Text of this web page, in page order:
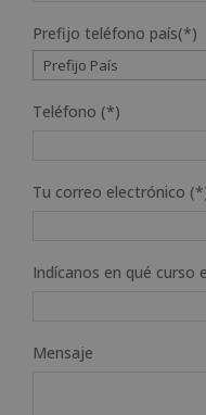
Prefijo teléfono país(*)
Teléfono (*)
Tu correo electrónico
Indícanos en qué
Mensaje